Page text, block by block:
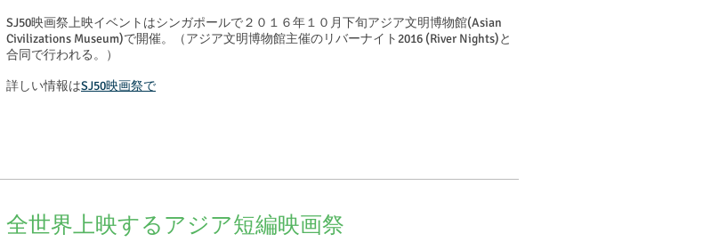
SJ50映画祭上映イベントはシンガポールで２０１６年１０月下旬アジア文明博物館(Asian
Civilizations Museum)で開催。（アジア文明博物館主催のリバーナイト2016 (River Nights)と
合同で行われる。）
詳しい情報はSJ50映画祭で
全世界上映するアジア短編映画祭